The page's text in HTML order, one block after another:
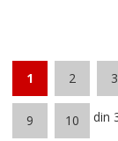
1 2 3
9 10 din